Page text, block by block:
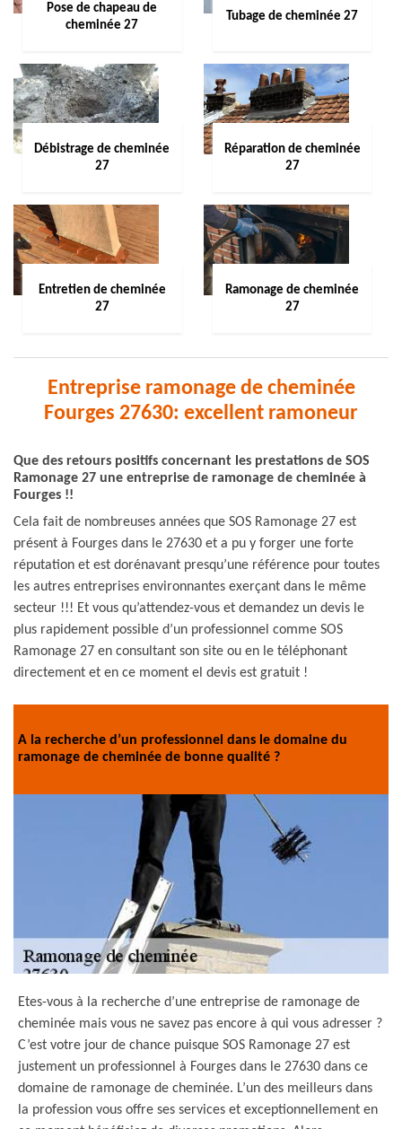
Pose de chapeau de
cheminée 27
Tubage de cheminée 27
Débistrage de cheminée
27
Réparation de cheminée
27
Entretien de cheminée
27
Ramonage de cheminée
27
Entreprise ramonage de cheminée
Fourges 27630: excellent ramoneur
Que des retours positifs concernant les prestations de SOS
Ramonage 27 une entreprise de ramonage de cheminée à
Fourges !!
Cela fait de nombreuses années que SOS Ramonage 27 est
présent à Fourges dans le 27630 et a pu y forger une forte
réputation et est dorénavant presqu’une référence pour toutes
les autres entreprises environnantes exerçant dans le même
secteur !!! Et vous qu’attendez-vous et demandez un devis le
plus rapidement possible d’un professionnel comme SOS
Ramonage 27 en consultant son site ou en le téléphonant
directement et en ce moment el devis est gratuit !
A la recherche d’un professionnel dans le domaine du
ramonage de cheminée de bonne qualité ?
Etes-vous à la recherche d’une entreprise de ramonage de
cheminée mais vous ne savez pas encore à qui vous adresser ?
C’est votre jour de chance puisque SOS Ramonage 27 est
justement un professionnel à Fourges dans le 27630 dans ce
domaine de ramonage de cheminée. L’un des meilleurs dans
la profession vous offre ses services et exceptionnellement en